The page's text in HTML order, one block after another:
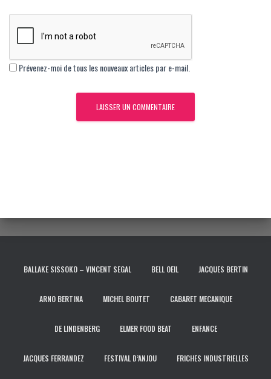
Prévenez-moi de tous les nouveaux articles par e-mail.
BALLAKE SISSOKO – VINCENT SEGAL BELL OEIL JACQUES BERTIN
ARNO BERTINA MICHEL BOUTET CABARET MECANIQUE
DE LINDENBERG ELMER FOOD BEAT ENFANCE
JACQUES FERRANDEZ FESTIVAL D’ANJOU FRICHES INDUSTRIELLES